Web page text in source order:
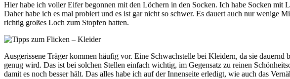
Hier habe ich voller Eifer begonnen mit den Löchern in den Socken. Ich habe Socken
Daher habe ich es mal probiert und es ist gar nicht so schwer. Es dauert auch nur
richtig großes Loch zum Stopfen hatten.
Ausgerissene Träger kommen häufig vor. Eine Schwachstelle bei Kleidern, da sie
genug wird. Das ist bei solchen Stellen einfach wichtig, im Gegensatz zu reinen
damit es noch besser hält. Das alles habe ich auf der Innenseite erledigt, wie auch das